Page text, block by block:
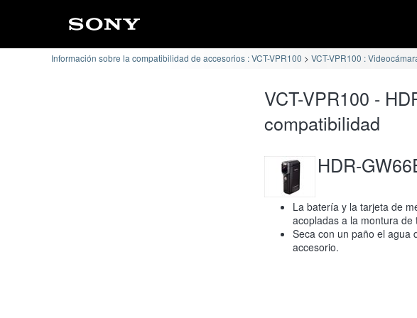
Información sobre la compatibilidad de accesorios : VCT-VPR100 VCT-VPR100 :
VCT-VPR100 -
compatibilidad
HDR-
La batería y la tarjeta de
acopladas a la montura
Seca con un paño el agua
accesorio.